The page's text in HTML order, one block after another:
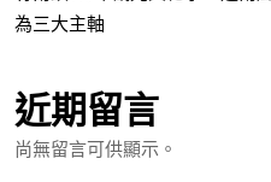
為三大主軸
近期留言
尚無留言可供顯示。